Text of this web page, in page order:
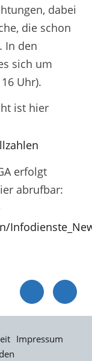
dabei
die schon
In den
sich um
Uhr).
ist hier
erfolgt
abrufbar:
Impressum